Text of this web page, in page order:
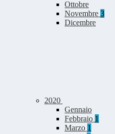
Ottobre
Novembre 3
Dicembre
2020
Gennaio
Febbraio 1
Marzo 1